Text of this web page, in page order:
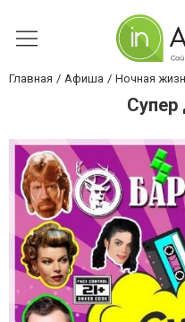
Главная Афиша Ночная
Супер